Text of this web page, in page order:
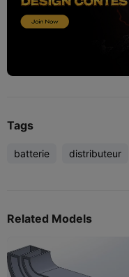
Tags
batterie distributeur
Related Models